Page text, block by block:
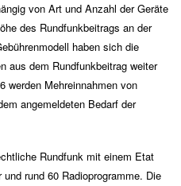
von Art und Anzahl der Geräte
des Rundfunkbeitrags an der
haben sich die
aus dem Rundfunkbeitrag weiter
werden Mehreinnahmen von
angemeldeten Bedarf der
Rundfunk mit einem Etat
und rund 60 Radioprogramme. Die